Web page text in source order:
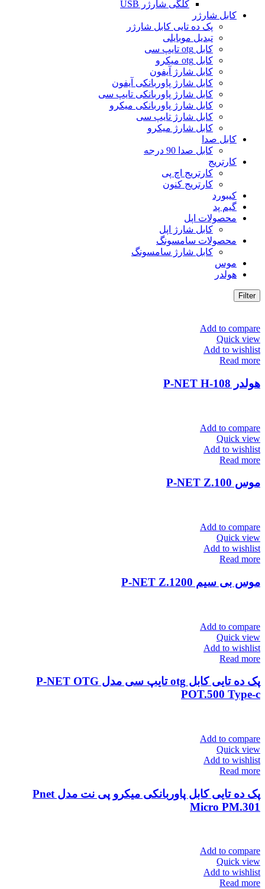
کلگی شارژر USB
کابل شارژر
پک ده تایی کابل شارژر
تبدیل موبایلی
کابل otg تایپ سی
کابل otg میکرو
کابل شارژ آیفون
کابل شارژ پاوربانکی آیفون
کابل شارژ پاوربانکی تایپ سی
کابل شارژ پاوربانکی میکرو
کابل شارژ تایپ سی
کابل شارژ میکرو
کابل صدا
کابل صدا 90 درجه
کارتریج
کارتریج اچ پی
کارتریج کنون
کیبورد
گیم پد
محصولات اپل
کابل شارژ اپل
محصولات سامسونگ
کابل شارژ سامسونگ
موس
هولدر
Filter
Add to compare
Quick view
Add to wishlist
Read more
هولدر P-NET H-108
Add to compare
Quick view
Add to wishlist
Read more
موس P-NET Z.100
Add to compare
Quick view
Add to wishlist
Read more
موس بی سیم P-NET Z.1200
Add to compare
Quick view
Add to wishlist
Read more
پک ده تایی کابل otg تایپ سی مدل P-NET OTG
POT.500 Type-c
Add to compare
Quick view
Add to wishlist
Read more
پک ده تایی کابل پاوربانکی میکرو پی نت مدل Pnet
Micro PM.301
Add to compare
Quick view
Add to wishlist
Read more